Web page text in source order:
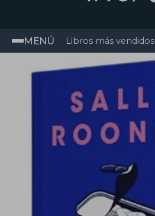
MENÚ Libros más vendidos